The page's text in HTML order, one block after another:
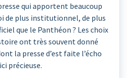
qui apportent beaucoup
de plus institutionnel, de plus
que le Panthéon ? Les choix
ont très souvent donné
la presse d’est faite l’écho
précieuse.